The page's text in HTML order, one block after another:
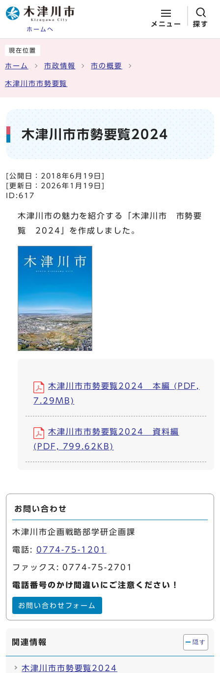
ホームへ
メニュー 探す
現在位置
ホーム 市政情報 市の概要
木津川市市勢要覧
木津川市市勢要覧2024
[公開日： 2018年6月19日
[更新日： 2026年1月19日
ID:617
木津川市の魅力を紹介する「木津川市 市勢要
覧 2024」を作成しました。
木津川市市勢要覧2024 本編 (PDF,
7.29MB)
木津川市市勢要覧2024 資料編
(PDF, 799.62KB)
お問い合わせ
木津川市企画戦略部学研企画課
電話: 0774-75-1201
ファックス: 0774-75-2701
電話番号のかけ間違いにご注意ください！
お問い合わせフォーム
関連情報 隠す
木津川市市勢要覧2024